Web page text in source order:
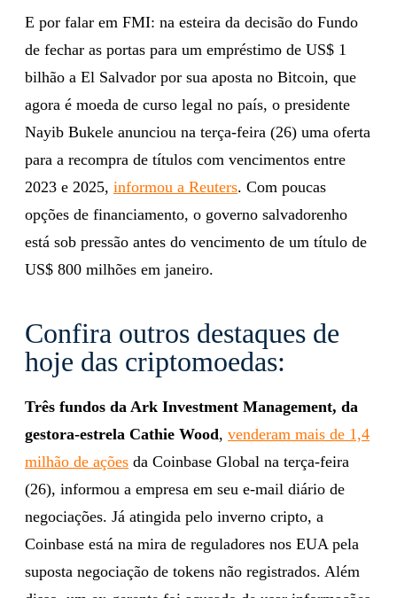
E por falar em FMI: na esteira da decisão do Fundo
de fechar as portas para um empréstimo de US$ 1
bilhão a El Salvador por sua aposta no Bitcoin, que
agora é moeda de curso legal no país, o presidente
Nayib Bukele anunciou na terça-feira (26) uma oferta
para a recompra de títulos com vencimentos entre
2023 e 2025, informou a Reuters. Com poucas
opções de financiamento, o governo salvadorenho
está sob pressão antes do vencimento de um título de
US$ 800 milhões em janeiro.
Confira outros destaques de
hoje das criptomoedas:
Três fundos da Ark Investment Management, da
gestora-estrela Cathie Wood, venderam mais de 1,4
milhão de ações da Coinbase Global na terça-feira
(26), informou a empresa em seu e-mail diário de
negociações. Já atingida pelo inverno cripto, a
Coinbase está na mira de reguladores nos EUA pela
suposta negociação de tokens não registrados. Além